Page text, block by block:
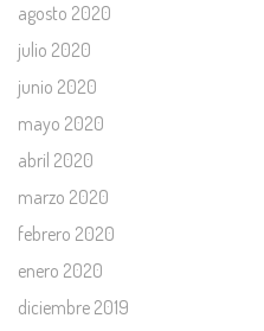
agosto 2020
julio 2020
junio 2020
mayo 2020
abril 2020
marzo 2020
febrero 2020
enero 2020
diciembre 2019